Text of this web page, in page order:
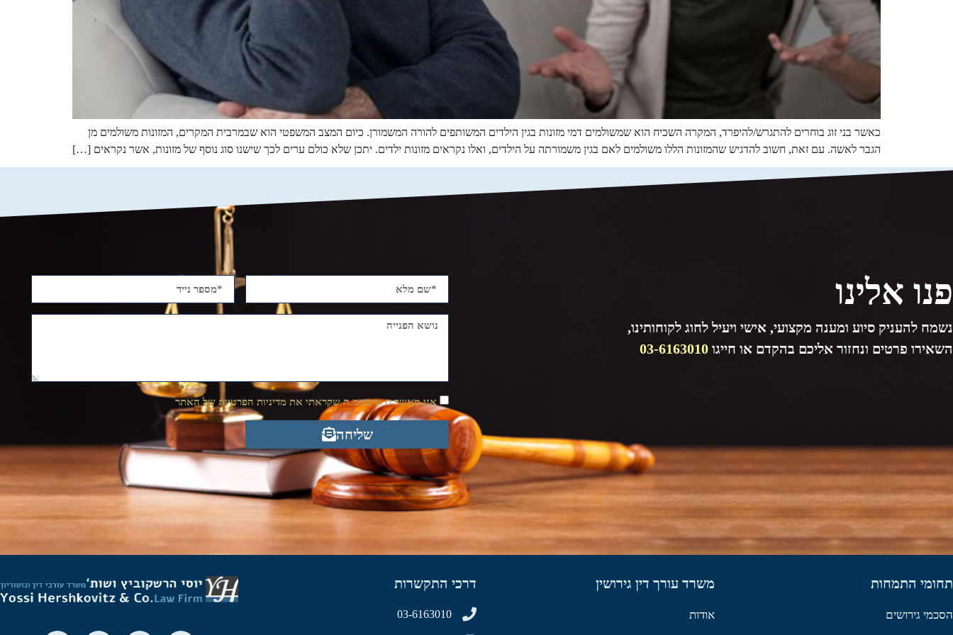
כאשר בני זוג בוחרים להתגרש/להיפרד, המקרה השכיח הוא שמשולמים דמי מזונות בגין הילדים המשותפים להורה המשמורן. כיום המצב המשפטי הוא שבמרבית המקרים, המזונות משולמים מן
הגבר לאשה. עם זאת, חשוב להדגיש שהמזונות הללו משולמים לאם בגין משמורתה על הילדים, ואלו נקראים מזונות ילדים. יתכן שלא כולם ערים לכך שישנו סוג נוסף של מזונות, אשר נקראים […]
פנו אלינו
נשמח להעניק סיוע ומענה מקצועי, אישי ויעיל לחוג לקוחותינו,
השאירו פרטים ונחזור אליכם בהקדם או חייגו 03-6163010
אני מאשר.ת ומסכימ.ה שקראתי את מדיניות הפרטיות של האתר
שליחה
תחומי התמחות
הסכמי גירושים
משרד עורך דין גירושין
אודות
דרכי התקשרות
03-6163010